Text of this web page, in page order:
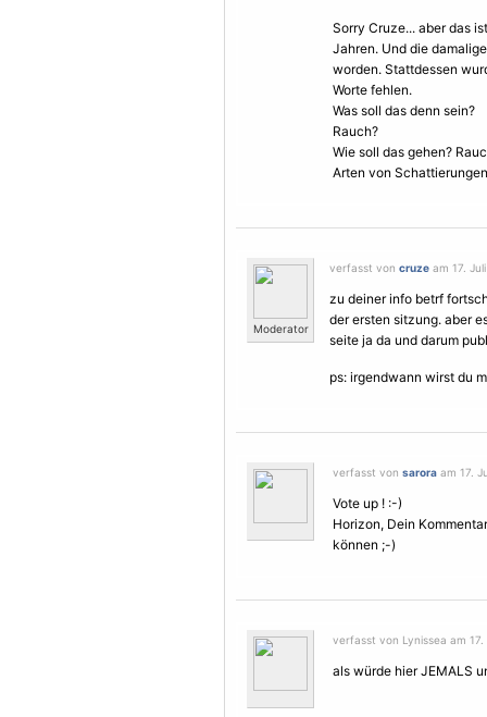
Sorry Cruze... aber das
Jahren. Und die
worden. Stattdessen
Worte fehlen.
Was soll das denn sein?
Rauch?
Wie soll das gehen?
Arten von
Moderator
verfasst von cruze am 17.
zu deiner info betrf
der ersten sitzung. aber
seite ja da und darum
ps: irgendwann wirst du
verfasst von sarora am 17.
Vote up ! :-)
Horizon, Dein
können ;-)
verfasst von Lynissea am 17.
als würde hier JEMALS